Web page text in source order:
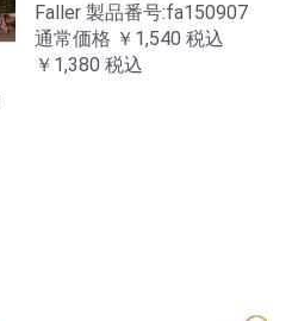
Faller 製品番号:fa150907
通常価格 ￥1,540 税込
￥1,380 税込